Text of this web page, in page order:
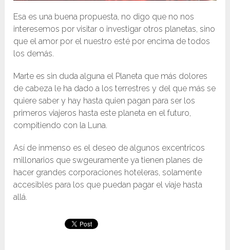
Esa es una buena propuesta, no digo que no nos
interesemos por visitar o investigar otros planetas, sino
que el amor por el nuestro esté por encima de todos
los demás.
Marte es sin duda alguna el Planeta que más dolores
de cabeza le ha dado a los terrestres y del que más se
quiere saber y hay hasta quien pagan para ser los
primeros viajeros hasta este planeta en el futuro,
compitiendo con la Luna.
Así de inmenso es el deseo de algunos excentricos
millonarios que swgeuramente ya tienen planes de
hacer grandes corporaciones hoteleras, solamente
accesibles para los que puedan pagar el viaje hasta
allá.